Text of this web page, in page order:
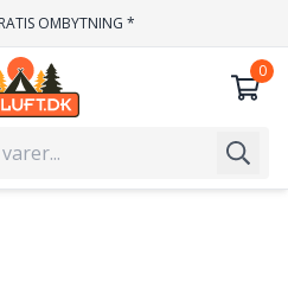
OMBYTNING *